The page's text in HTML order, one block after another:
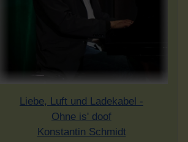
Liebe, Luft und Ladekabel -
Ohne is' doof
Konstantin Schmidt